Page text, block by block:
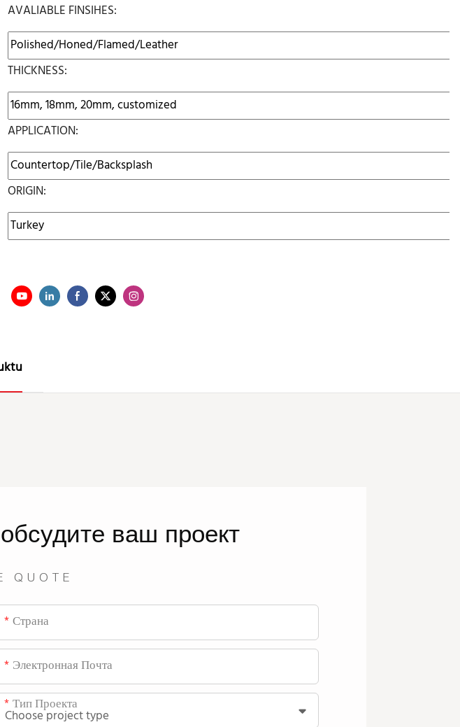
AVALIABLE FINSIHES:
THICKNESS:
APPLICATION:
ORIGIN:
ваш проект
QUOTE
Страна
Электронная Почта
Тип Проекта